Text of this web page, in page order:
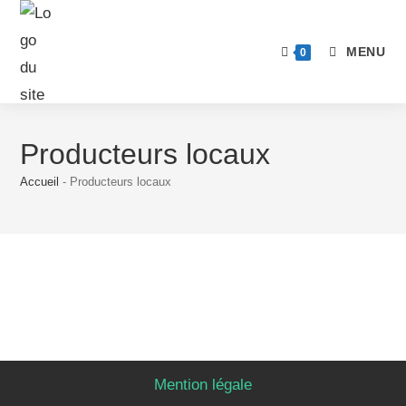
0 MENU
Producteurs locaux
Accueil - Producteurs locaux
Mention légale